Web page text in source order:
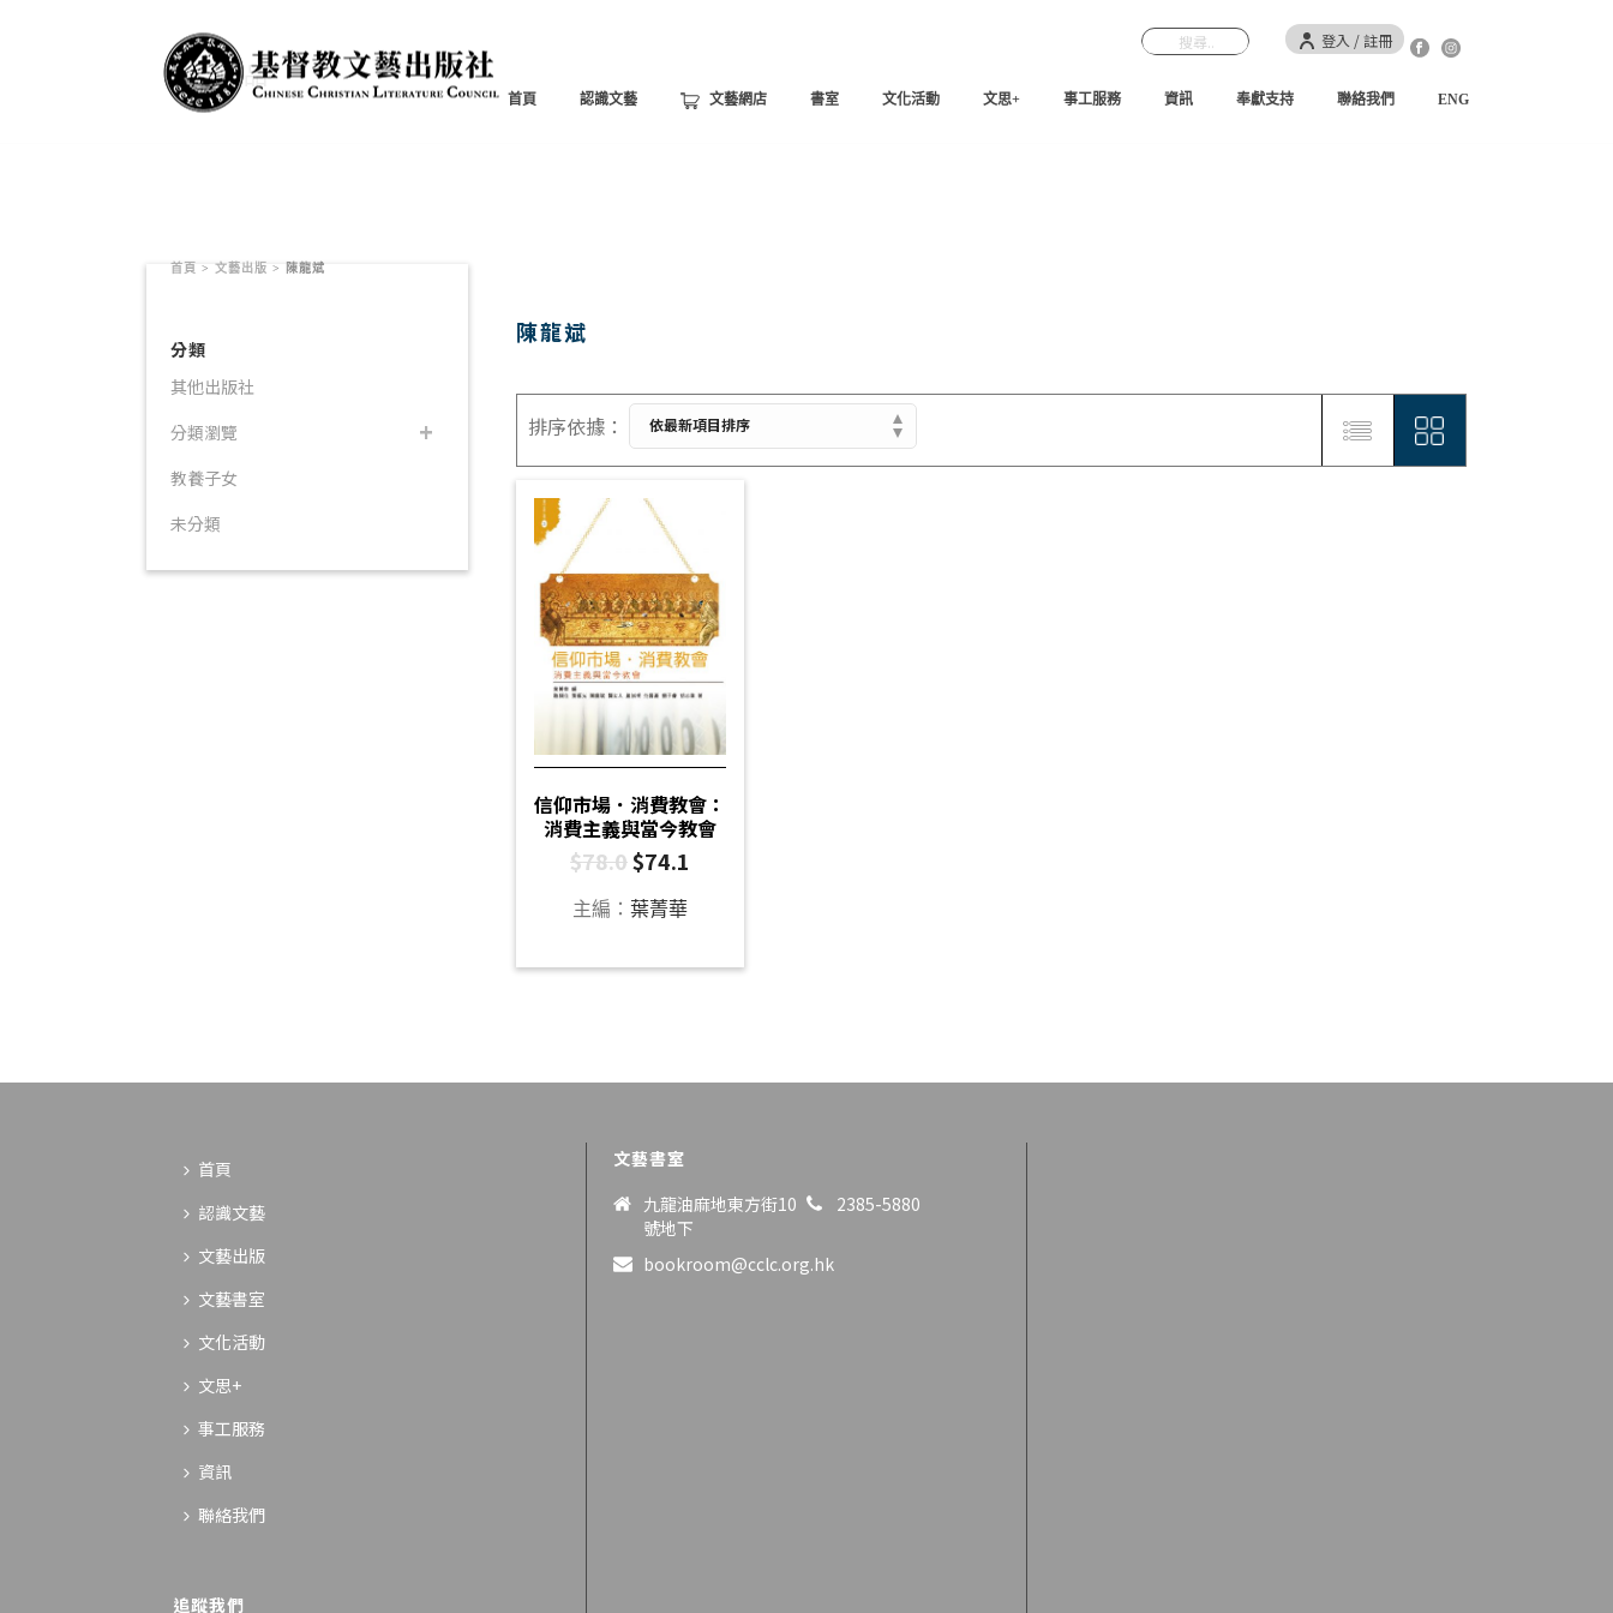
登入 / 註冊
首頁 認識文藝 文藝網店 書室 文化活動 文思+ 事工服務 資訊 奉獻支持 聯絡我們 ENG
書籍產品
首頁 > 文藝出版 > 陳龍斌
陳龍斌
信仰市場．消費教會：
消費主義與當今教會
$78.0$74.1
主編：葉菁華
分類
其他出版社
分類瀏覽
教養子女
未分類
首頁
認識文藝
文藝出版
文藝書室
文化活動
文思+
事工服務
資訊
聯絡我們
追蹤我們
文藝書室
九龍油麻地東方街10
號地下
2385-5880
bookroom@cclc.org.hk